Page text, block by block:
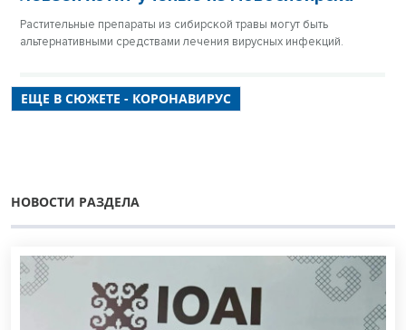
Растительные препараты из сибирской травы могут быть
альтернативными средствами лечения вирусных инфекций.
ЕЩЕ В СЮЖЕТЕ - КОРОНАВИРУС
НОВОСТИ РАЗДЕЛА